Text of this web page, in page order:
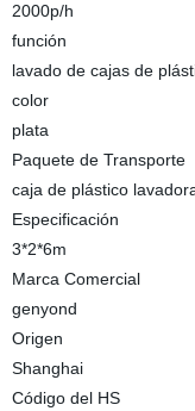
2000p/h
función
lavado de cajas de
color
plata
Paquete de Transporte
caja de plástico
Especificación
3*2*6m
Marca Comercial
genyond
Origen
Shanghai
Código del HS